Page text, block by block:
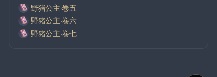
野猪公主·卷五
野猪公主·卷六
野猪公主·卷七